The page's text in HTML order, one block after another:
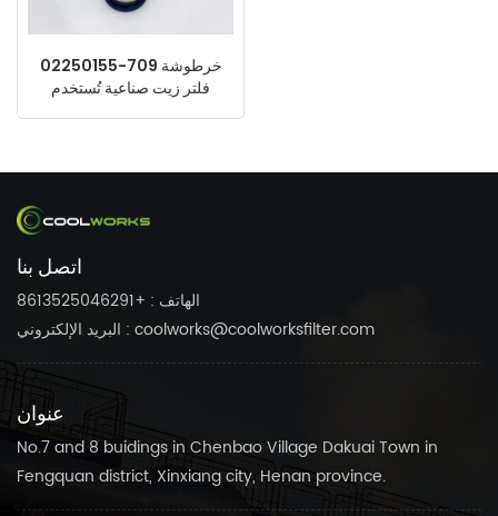
02250155-709 خرطوشة
فلتر زيت صناعية تُستخدم
اتصل بنا
الهاتف : +8613525046291
البريد الإلكتروني : coolworks@coolworksfilter.com
عنوان
No.7 and 8 buidings in Chenbao Village Dakuai Town in
Fengquan district, Xinxiang city, Henan province.